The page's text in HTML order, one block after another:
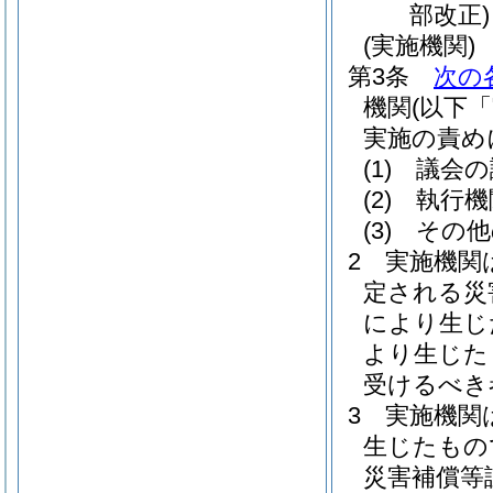
部改正)
(実施機関)
第3条
次の
機関(以下
実施の責
(1)
議会
(2)
執行
(3)
その
2
実施機関
定される
により生
より生じ
受けるべ
3
実施機関
生じたも
災害補償等